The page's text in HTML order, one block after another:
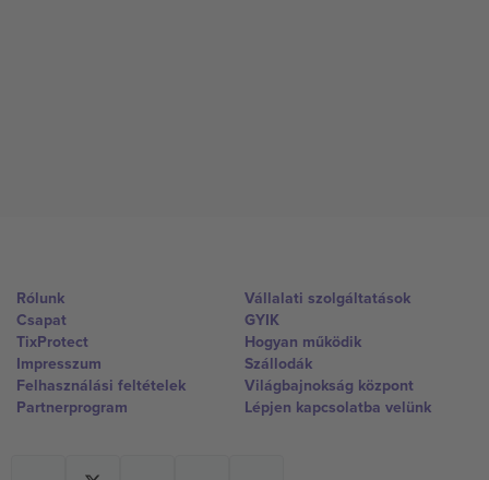
Rólunk
Csapat
TixProtect
Impresszum
Felhasználási feltételek
Partnerprogram
Vállalati szolgáltatások
GYIK
Hogyan működik
Szállodák
Világbajnokság központ
Lépjen kapcsolatba velünk